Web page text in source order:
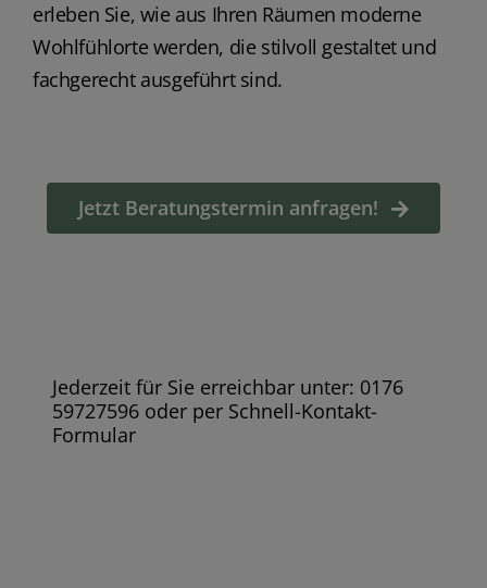
erleben Sie, wie aus Ihren Räumen moderne
Wohlfühlorte werden, die stilvoll gestaltet und
fachgerecht ausgeführt sind.
Jetzt Beratungstermin anfragen!
Jederzeit für Sie erreichbar unter: 0176
59727596 oder per Schnell-Kontakt-
Formular